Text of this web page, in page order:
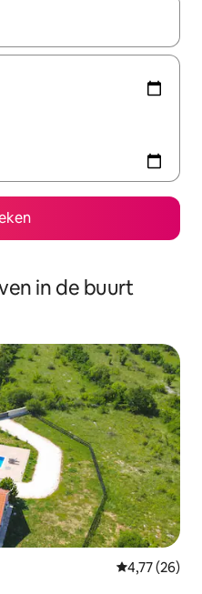
zijn, maak je een keuze
in de buurt
Gemiddelde
4,77 (26)